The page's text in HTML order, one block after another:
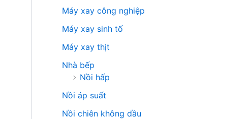
Máy xay công nghiệp
Máy xay sinh tố
Máy xay thịt
Nhà bếp
Nồi hấp
Nồi áp suất
Nồi chiên không dầu